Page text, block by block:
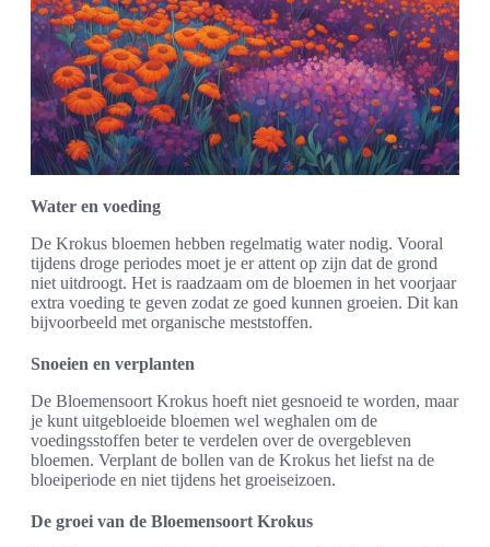
Water en voeding
De Krokus bloemen hebben regelmatig water nodig. Vooral
tijdens droge periodes moet je er attent op zijn dat de grond
niet uitdroogt. Het is raadzaam om de bloemen in het voorjaar
extra voeding te geven zodat ze goed kunnen groeien. Dit kan
bijvoorbeeld met organische meststoffen.
Snoeien en verplanten
De Bloemensoort Krokus hoeft niet gesnoeid te worden, maar
je kunt uitgebloeide bloemen wel weghalen om de
voedingsstoffen beter te verdelen over de overgebleven
bloemen. Verplant de bollen van de Krokus het liefst na de
bloeiperiode en niet tijdens het groeiseizoen.
De groei van de Bloemensoort Krokus